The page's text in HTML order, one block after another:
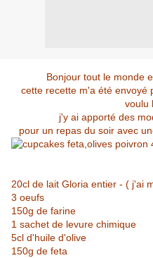
Bonjour tout le monde
cette recette m'a été envoyé
voulu
j'y ai apporté des
pour un repas du soir avec
20cl de lait Gloria entier - ( j'ai
3 oeufs
150g de farine
1 sachet de levure chimique
5cl d'huile d'olive
150g de feta